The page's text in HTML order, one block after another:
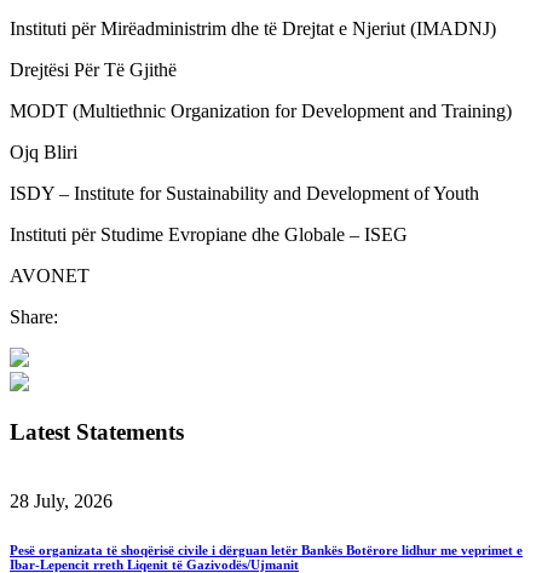
Instituti për Mirëadministrim dhe të Drejtat e Njeriut (IMADNJ)
Drejtësi Për Të Gjithë
MODT (Multiethnic Organization for Development and Training)
Ojq Bliri
ISDY – Institute for Sustainability and Development of Youth
Instituti për Studime Evropiane dhe Globale – ISEG
AVONET
Share:
Latest Statements
28 July, 2026
Pesë organizata të shoqërisë civile i dërguan letër Bankës Botërore lidhur me veprimet e
Ibar-Lepencit rreth Liqenit të Gazivodës/Ujmanit